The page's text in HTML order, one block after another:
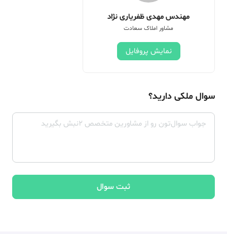
مهندس مهدی ظفریاری نژاد
مشاور املاک سعادت
نمایش پروفایل
سوال ملکی دارید؟
ثبت سوال